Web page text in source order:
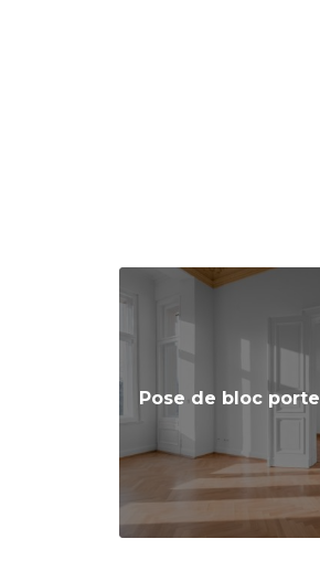
Pose de bloc porte